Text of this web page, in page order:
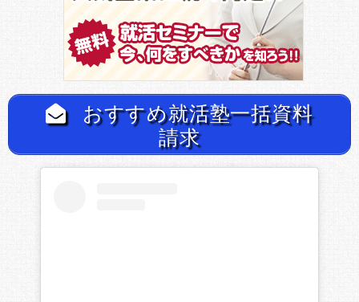
おすすめ就活塾一括資料
請求